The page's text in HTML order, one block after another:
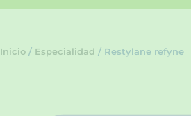
Inicio / Especialidad / Restylane refyne